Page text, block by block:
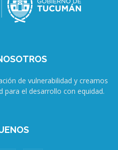
de vulnerabilidad y creamos
para el desarrollo con equidad.